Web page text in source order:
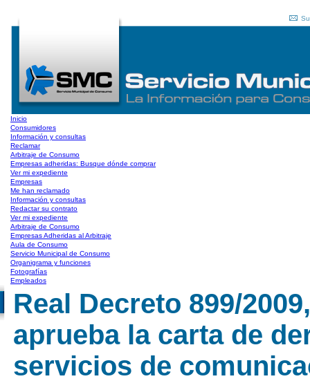
Inicio
Consumidores
Información y consultas
Reclamar
Arbitraje de Consumo
Empresas adheridas: Busque dónde comprar
Ver mi expediente
Empresas
Me han reclamado
Información y consultas
Redactar su contrato
Ver mi expediente
Arbitraje de Consumo
Empresas Adheridas al Arbitraje
Aula de Consumo
Servicio Municipal de Consumo
Organigrama y funciones
Fotografías
Empleados
Real Decreto 899/
aprueba la carta de
servicios de